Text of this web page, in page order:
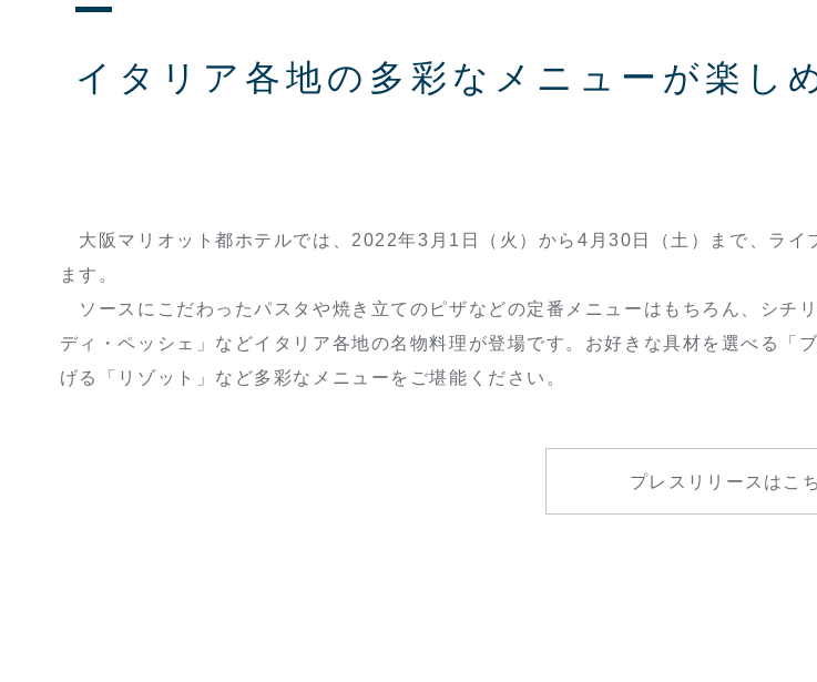
イタリア各地の多彩なメニューが楽し
大阪マリオット都ホテルでは、2022年3月1日（火）から4月30日（土）まで、ラ
ます。
ソースにこだわったパスタや焼き立てのピザなどの定番メニューはもちろん、シチ
ディ・ペッシェ」などイタリア各地の名物料理が登場です。お好きな具材を選べる「
げる「リゾット」など多彩なメニューをご堪能ください。
プレスリリースはこ